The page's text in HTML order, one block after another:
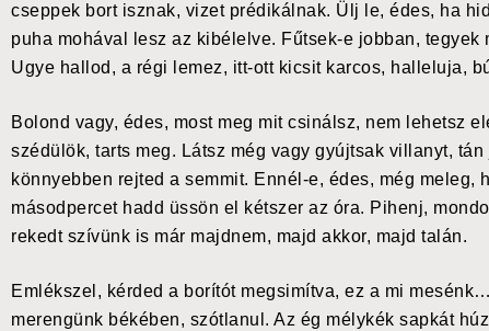
cseppek bort isznak, vizet prédikálnak. Ülj le, édes, ha
puha mohával lesz az kibélelve. Fűtsek-e jobban,
Ugye hallod, a régi lemez, itt-ott kicsit karcos, halleluja,
Bolond vagy, édes, most meg mit csinálsz, nem lehetsz
szédülök, tarts meg. Látsz még vagy gyújtsak villanyt,
könnyebben rejted a semmit. Ennél-e, édes, még
másodpercet hadd üssön el kétszer az óra. Pihenj,
rekedt szívünk is már majdnem, majd akkor, majd talán.
Emlékszel, kérded a borítót megsimítva, ez a mi
merengünk békében, szótlanul. Az ég mélykék sapkát